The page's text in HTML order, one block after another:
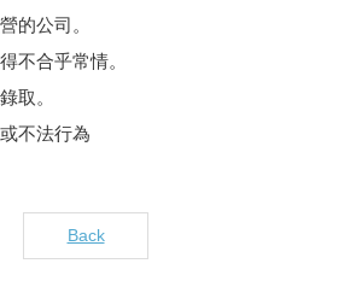
的公司。
不合乎常情。
取。
不法行為
Back